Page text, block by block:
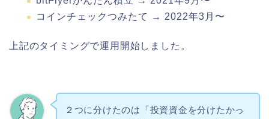
コインチェックつみたて → 2022年3月〜
上記のタイミングで運用開始しました。
２つに分けたのは「投資資金を分けたかっ